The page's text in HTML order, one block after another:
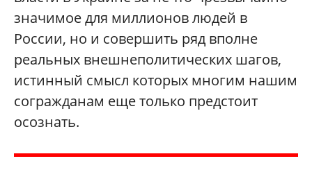
значимое для миллионов людей в
России, но и совершить ряд вполне
реальных внешнеполитических шагов,
истинный смысл которых многим нашим
согражданам еще только предстоит
осознать.